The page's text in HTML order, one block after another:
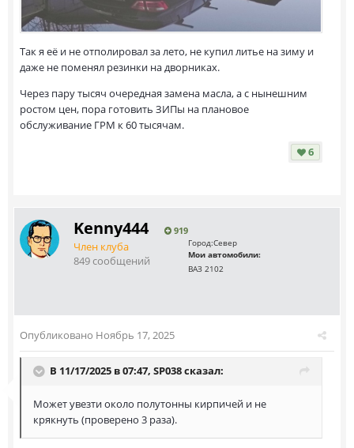
Так я её и не отполировал за лето, не купил литье на зиму и
даже не поменял резинки на дворниках.
Через пару тысяч очередная замена масла, а с нынешним
ростом цен, пора готовить ЗИПы на плановое
обслуживание ГРМ к 60 тысячам.
6
Kenny444 919
Член клуба
849 сообщений
Город:Север
Мои автомобили:
ВАЗ 2102
Опубликовано Ноябрь 17, 2025
В 11/17/2025 в 07:47, SP038сказал:
Может увезти около полутонны кирпичей и не
крякнуть (проверено 3 раза).